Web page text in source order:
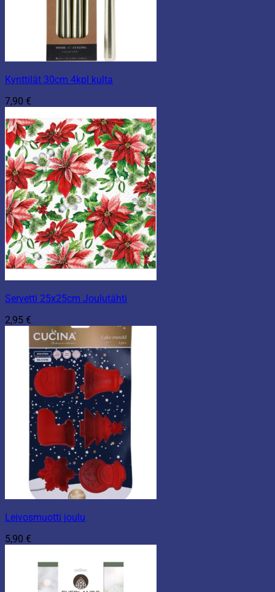
Kynttilät 30cm 4kpl kulta
7,90 €
Servetti 25x25cm Joulutähti
2,95 €
Leivosmuotti joulu
5,90 €